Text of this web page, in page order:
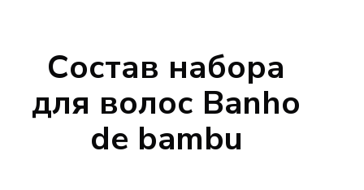
Состав набора
для волос Banho
de bambu